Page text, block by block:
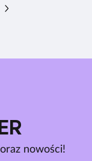
nowości!